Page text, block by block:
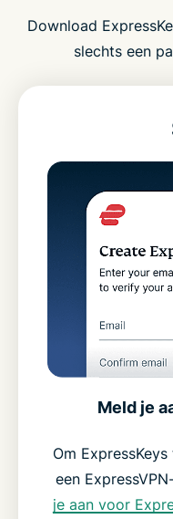
Download
slechts een
Meld je
Om
een
je aan voor